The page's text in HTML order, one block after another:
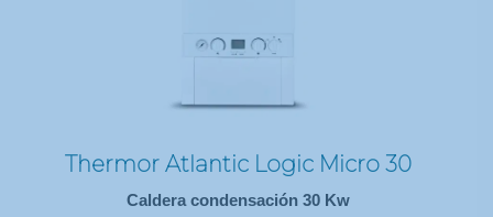
Thermor Atlantic Logic Micro 30
Caldera condensación 30 Kw